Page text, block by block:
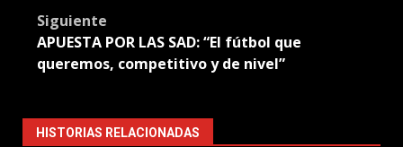
Siguiente
APUESTA POR LAS SAD: “El fútbol que
queremos, competitivo y de nivel”
HISTORIAS RELACIONADAS